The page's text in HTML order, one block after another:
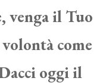
venga il Tuo
come
oggi il